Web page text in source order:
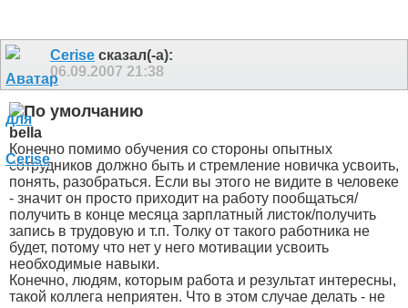
Cerise сказал(-а):
06.09.2007 21:38
bella
Конечно помимо обучения со стороны опытных
сотрудников должно быть и стремление новичка усвоить,
понять, разобраться. Если вы этого не видите в человеке
- значит он просто приходит на работу пообщаться/
получить в конце месяца зарплатный листок/получить
запись в трудовую и т.п. Толку от такого работника не
будет, потому что нет у него мотивации усвоить
необходимые навыки.
Конечно, людям, которым работа и результат интересны,
такой коллега неприятен. Что в этом случае делать - не